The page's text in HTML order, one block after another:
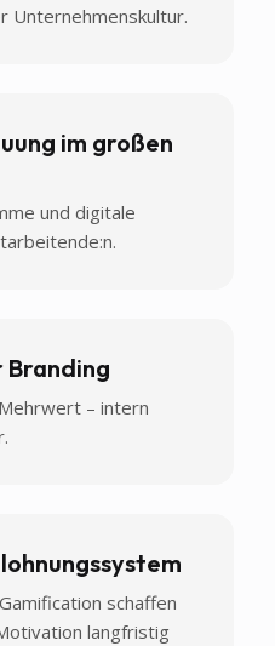
Unternehmenskultur.
im großen
und digitale
Branding
– intern
schaffen
langfristig